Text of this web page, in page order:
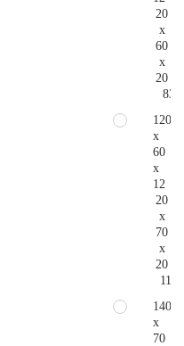
20
x
60
x
20
120
x
60
x
12
20
x
70
x
20
140
x
70